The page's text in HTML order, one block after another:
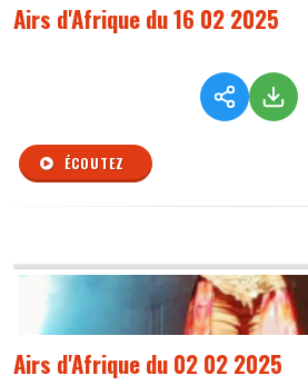
Airs d'Afrique du 16 02 2025
ÉCOUTEZ
Airs d'Afrique du 02 02 2025